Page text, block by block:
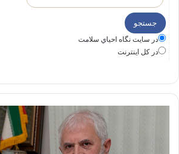
در سايت نگاه احياي سلامت
در كل اينترنت